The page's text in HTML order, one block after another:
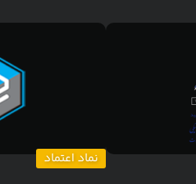
نماد اعتماد